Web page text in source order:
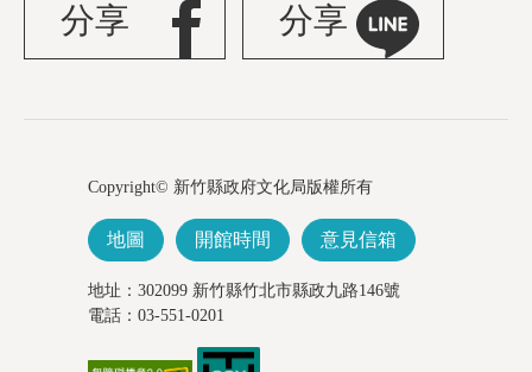
分享 分享
Copyright© 新竹縣政府文化局版權所有
地圖 開館時間 意見信箱
地址：302099 新竹縣竹北市縣政九路146號
電話：03-551-0201